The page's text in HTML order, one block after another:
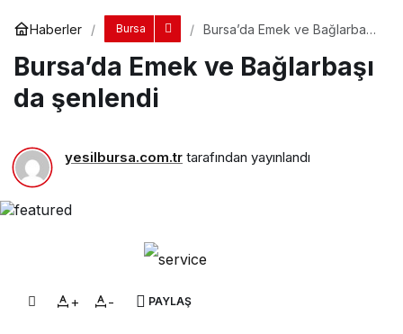
Haberler Bursa
Bursa’da Emek ve Bağlarbaşı
Bursa’da Emek ve Bağlarbaşı
da şenlendi
yesilbursa.com.tr tarafından yayınlandı
+ - PAYLAŞ